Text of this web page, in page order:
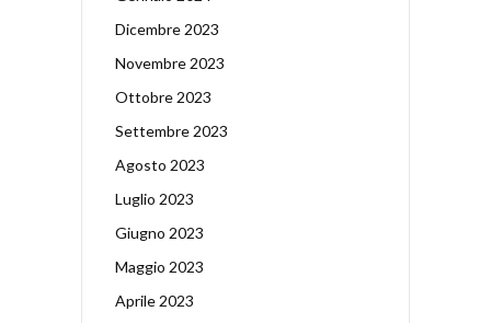
Dicembre 2023
Novembre 2023
Ottobre 2023
Settembre 2023
Agosto 2023
Luglio 2023
Giugno 2023
Maggio 2023
Aprile 2023